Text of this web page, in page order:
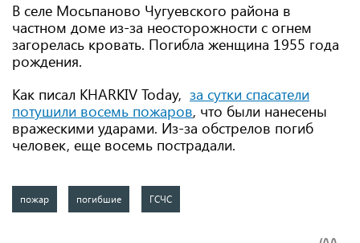
В селе Мосьпаново Чугуевского района в
частном доме из-за неосторожности с огнем
загорелась кровать. Погибла женщина 1955 года
рождения.
Как писал KHARKIV Today, за сутки спасатели
потушили восемь пожаров, что были нанесены
вражескими ударами. Из-за обстрелов погиб
человек, еще восемь пострадали.
пожар погибшие ГСЧС